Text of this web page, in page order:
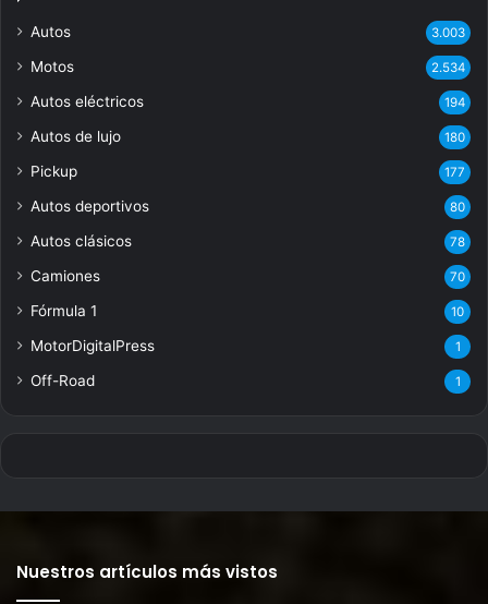
Autos 3.003
Motos 2.534
Autos eléctricos 194
Autos de lujo 180
Pickup 177
Autos deportivos 80
Autos clásicos 78
Camiones 70
Fórmula 1 10
MotorDigitalPress 1
Off-Road 1
Nuestros artículos más vistos